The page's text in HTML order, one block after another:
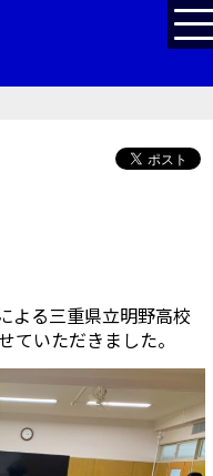
よる三重県立明野高校
ていただきました。